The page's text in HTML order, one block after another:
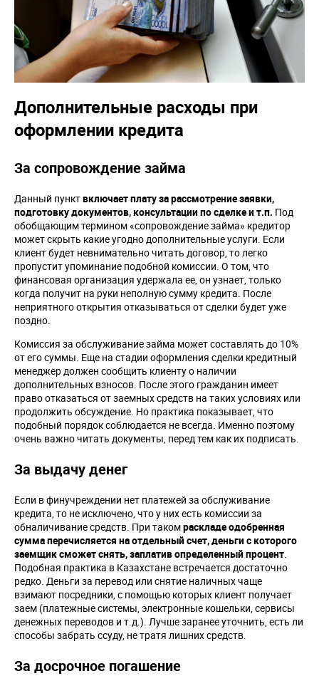
Дополнительные расходы при
оформлении кредита
За сопровождение займа
Данный пунктвключает плату за рассмотрение заявки,
подготовку документов, консультации по сделке и т.п. Под
обобщающим термином «сопровождение займа» кредитор
может скрыть какие угодно дополнительные услуги. Если
клиент будет невнимательно читать договор, то легко
пропустит упоминание подобной комиссии. О том, что
финансовая организация удержала ее, он узнает, только
когда получит на руки неполную сумму кредита. После
неприятного открытия отказываться от сделки будет уже
поздно.
Комиссия за обслуживание займа может составлять до 10%
от его суммы. Еще на стадии оформления сделки кредитный
менеджер должен сообщить клиенту о наличии
дополнительных взносов. После этого гражданин имеет
право отказаться от заемных средств на таких условиях или
продолжить обсуждение. Но практика показывает, что
подобный порядок соблюдается не всегда. Именно поэтому
очень важно читать документы, перед тем как их подписать.
За выдачу денег
Если в финучреждении нет платежей за обслуживание
кредита, то не исключено, что у них есть комиссии за
обналичивание средств. При такомраскладе одобренная
сумма перечисляется на отдельный счет, деньги с которого
заемщик сможет снять, заплатив определенный процент
Подобная практика в Казахстане встречается достаточно
редко. Деньги за перевод или снятие наличных чаще
взимают посредники, с помощью которых клиент получает
заем (платежные системы, электронные кошельки, сервисы
денежных переводов и т.д.). Лучше заранее уточнить, есть ли
способы забрать ссуду, не тратя лишних средств.
За досрочное погашение